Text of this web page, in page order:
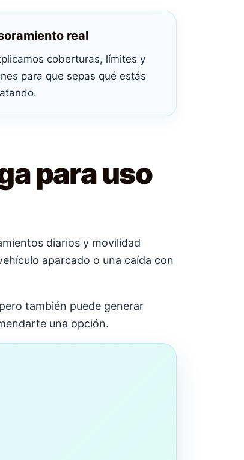
real
coberturas, límites y
para que sepas qué estás
para uso
diarios y movilidad
aparcado o una caída con
también puede generar
una opción.